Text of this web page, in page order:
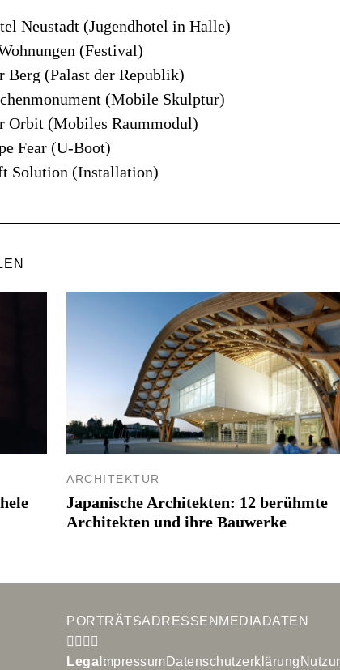
Neustadt (Jugendhotel in Halle)
(Festival)
Berg (Palast der Republik)
(Mobile Skulptur)
Orbit (Mobiles Raummodul)
Fear (U-Boot)
Solution (Installation)
ARCHITEKTUR
Japanische Architekten: 12 berühmte
Architekten und ihre Bauwerke
PORTRÄTSADRESSEN MEDIADATEN
Legal:Impressum Datenschutzerklärung